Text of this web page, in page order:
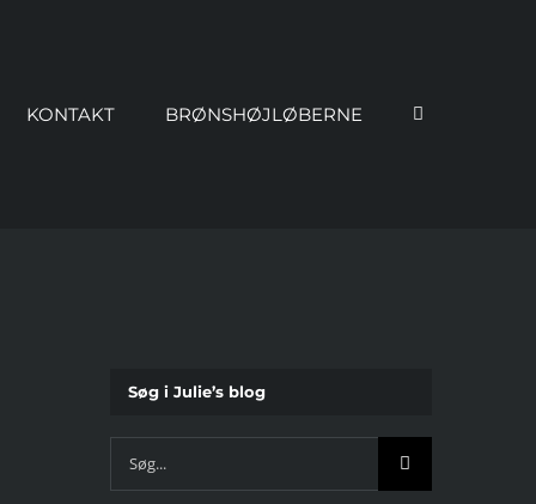
KONTAKT BRØNSHØJLØBERNE
Søg i Julie’s blog
Søg
efter: